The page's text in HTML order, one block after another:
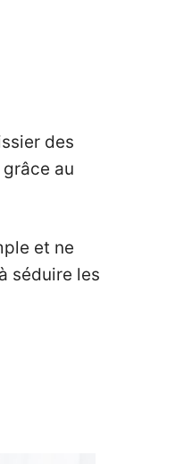
des
au
et ne
séduire les